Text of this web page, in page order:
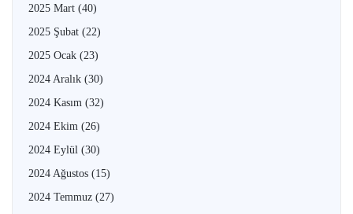
2025 Mart (40)
2025 Şubat (22)
2025 Ocak (23)
2024 Aralık (30)
2024 Kasım (32)
2024 Ekim (26)
2024 Eylül (30)
2024 Ağustos (15)
2024 Temmuz (27)